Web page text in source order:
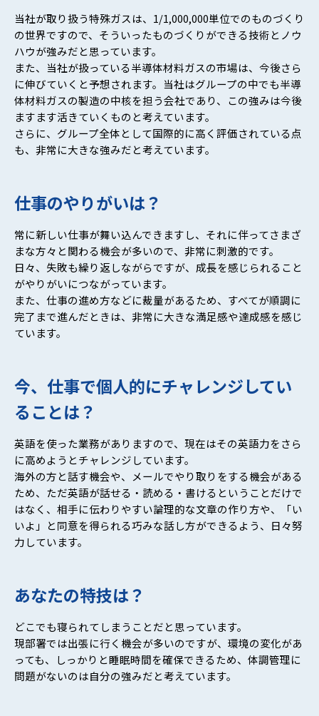
当社が取り扱う特殊ガスは、1/1,000,000単位でのものづくり
の世界ですので、そういったものづくりができる技術とノウ
ハウが強みだと思っています。
また、当社が扱っている半導体材料ガスの市場は、今後さら
に伸びていくと予想されます。当社はグループの中でも半導
体材料ガスの製造の中核を担う会社であり、この強みは今後
ますます活きていくものと考えています。
さらに、グループ全体として国際的に高く評価されている点
も、非常に大きな強みだと考えています。
仕事のやりがいは？
常に新しい仕事が舞い込んできますし、それに伴ってさまざ
まな方々と関わる機会が多いので、非常に刺激的です。
日々、失敗も繰り返しながらですが、成長を感じられること
がやりがいにつながっています。
また、仕事の進め方などに裁量があるため、すべてが順調に
完了まで進んだときは、非常に大きな満足感や達成感を感じ
ています。
今、仕事で個人的にチャレンジしてい
ることは？
英語を使った業務がありますので、現在はその英語力をさら
に高めようとチャレンジしています。
海外の方と話す機会や、メールでやり取りをする機会がある
ため、ただ英語が話せる・読める・書けるということだけで
はなく、相手に伝わりやすい論理的な文章の作り方や、「い
いよ」と同意を得られる巧みな話し方ができるよう、日々努
力しています。
あなたの特技は？
どこでも寝られてしまうことだと思っています。
現部署では出張に行く機会が多いのですが、環境の変化があ
っても、しっかりと睡眠時間を確保できるため、体調管理に
問題がないのは自分の強みだと考えています。